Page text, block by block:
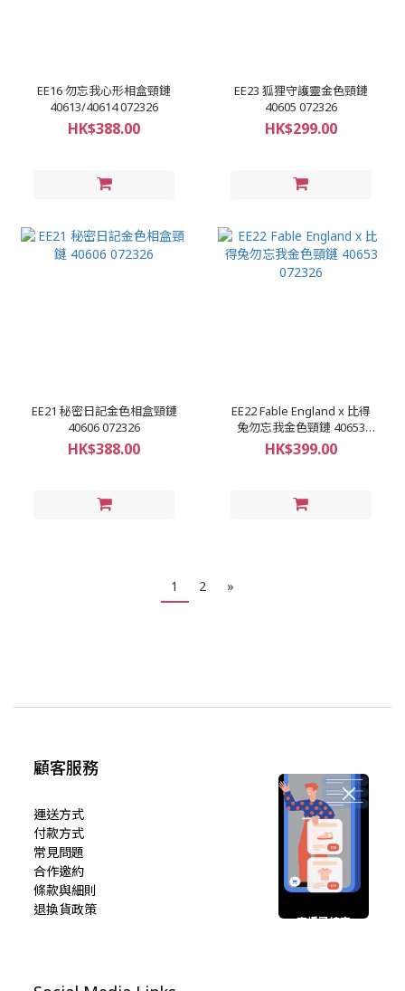
EE16 勿忘我心形相盒頸鏈
40613/40614 072326
HK$388.00
EE23 狐狸守護靈金色頸鏈
40605 072326
HK$299.00
EE21 秘密日記金色相盒頸鏈
40606 072326
HK$388.00
EE22 Fable England x 比得
兔勿忘我金色頸鏈 40653
072326
HK$399.00
1 2 »
顧客服務
運送方式
付款方式
常見問題
合作邀約
條款與細則
退換貨政策
直播已結束